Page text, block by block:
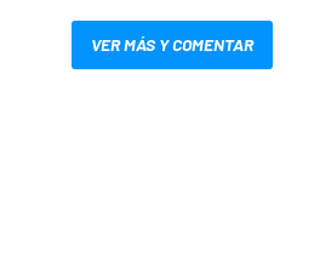
VER MÁS Y COMENTAR